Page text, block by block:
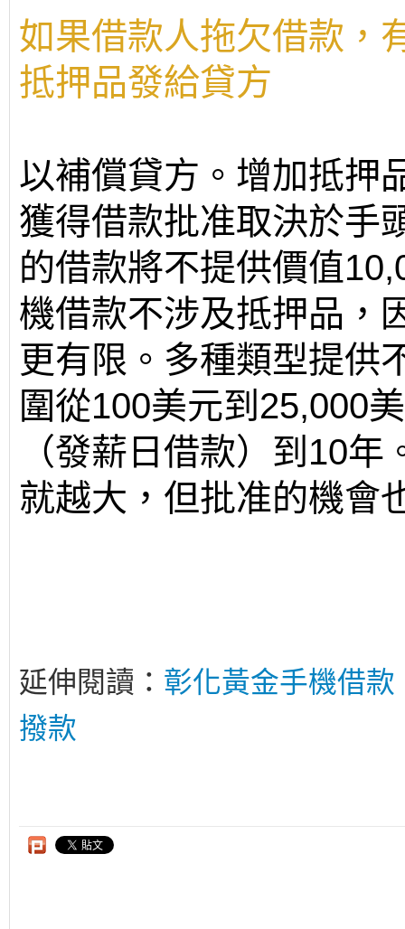
如果借款人拖欠借款，
抵押品發給貸方
以補償貸方。增加抵押
獲得借款批准取決於手
的借款將不提供價值
機借款不涉及抵押品，
更有限。多種類型提供
圍從100美元到25,000
（發薪日借款）到10
就越大，但批准的機會
延伸閱讀： 彰化黃金手機借
撥款